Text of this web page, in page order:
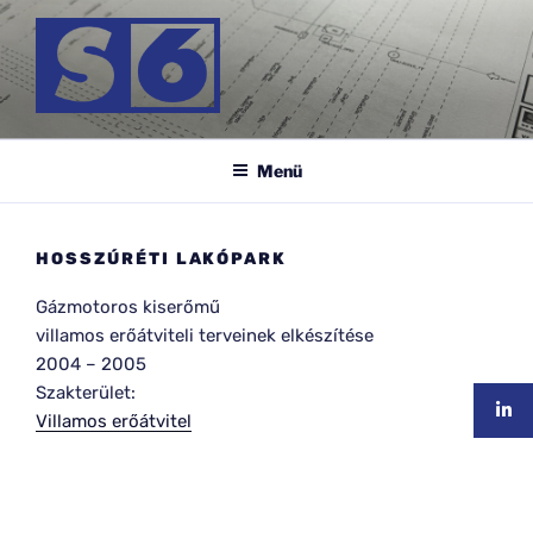
Tartalomhoz
S-6 MÉRNÖK KFT.
Menü
HOSSZÚRÉTI LAKÓPARK
Gázmotoros kiserőmű
villamos erőátviteli terveinek elkészítése
2004 – 2005
Szakterület:
Villamos erőátvitel